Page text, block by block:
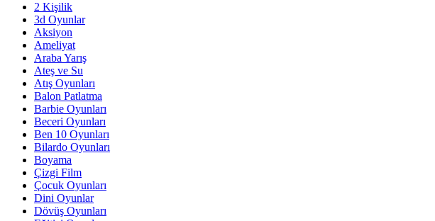
2 Kişilik
3d Oyunlar
Aksiyon
Ameliyat
Araba Yarış
Ateş ve Su
Atış Oyunları
Balon Patlatma
Barbie Oyunları
Beceri Oyunları
Ben 10 Oyunları
Bilardo Oyunları
Boyama
Çizgi Film
Çocuk Oyunları
Dini Oyunlar
Dövüş Oyunları